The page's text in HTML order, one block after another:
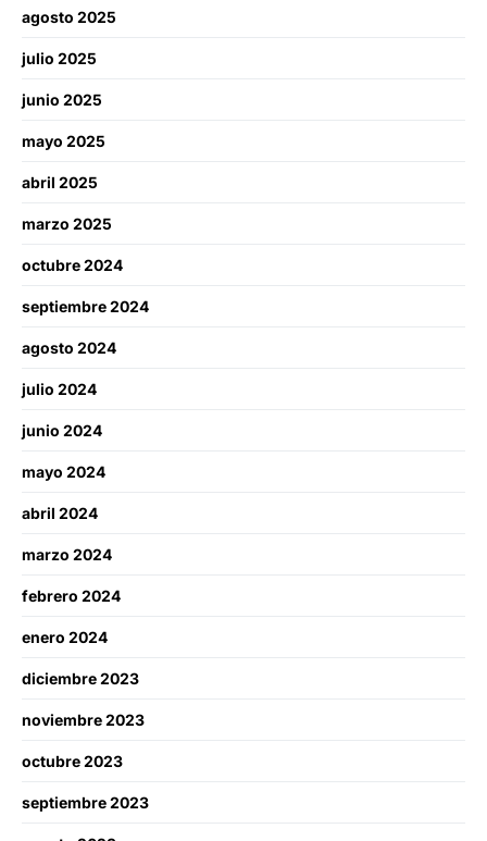
agosto 2025
julio 2025
junio 2025
mayo 2025
abril 2025
marzo 2025
octubre 2024
septiembre 2024
agosto 2024
julio 2024
junio 2024
mayo 2024
abril 2024
marzo 2024
febrero 2024
enero 2024
diciembre 2023
noviembre 2023
octubre 2023
septiembre 2023